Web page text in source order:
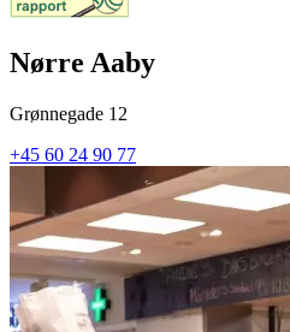
Nørre Aaby
Grønnegade 12
+45 60 24 90 77